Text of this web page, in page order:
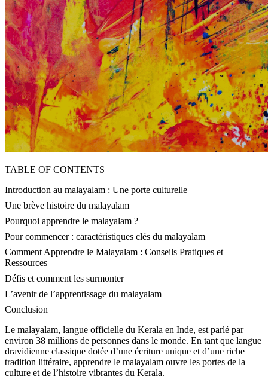
TABLE OF CONTENTS
Introduction au malayalam : Une porte culturelle
Une brève histoire du malayalam
Pourquoi apprendre le malayalam ?
Pour commencer : caractéristiques clés du malayalam
Comment Apprendre le Malayalam : Conseils Pratiques et
Ressources
Défis et comment les surmonter
L’avenir de l’apprentissage du malayalam
Conclusion
Le malayalam, langue officielle du Kerala en Inde, est parlé par
environ 38 millions de personnes dans le monde. En tant que langue
dravidienne classique dotée d’une écriture unique et d’une riche
tradition littéraire, apprendre le malayalam ouvre les portes de la
culture et de l’histoire vibrantes du Kerala.